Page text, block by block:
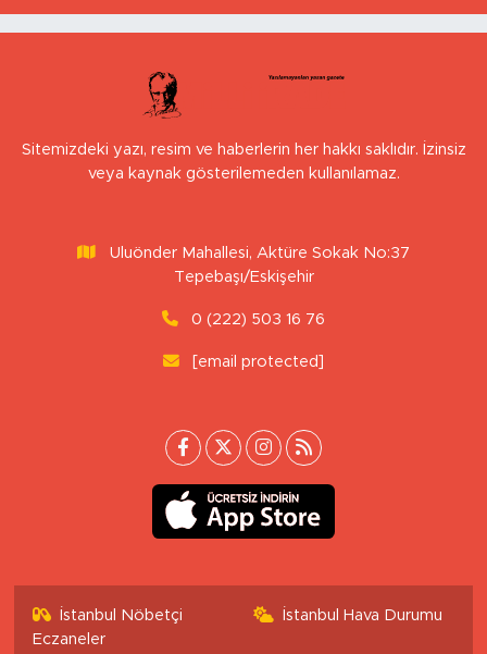
Sitemizdeki yazı, resim ve haberlerin her hakkı saklıdır. İzinsiz
veya kaynak gösterilemeden kullanılamaz.
Uluönder Mahallesi, Aktüre Sokak No:37
Tepebaşı/Eskişehir
0 (222) 503 16 76
[email protected]
İstanbul Nöbetçi
Eczaneler
İstanbul Hava Durumu